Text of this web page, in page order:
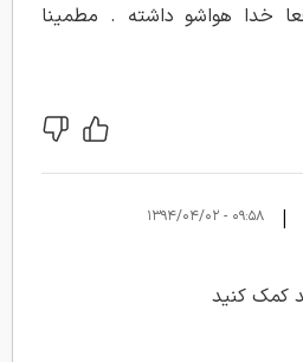
خدا هواشو داشته . مطمینا
| ۰۹:۵۸ - ۱۳۹۴/۰۴/۰۲
کمک کنید